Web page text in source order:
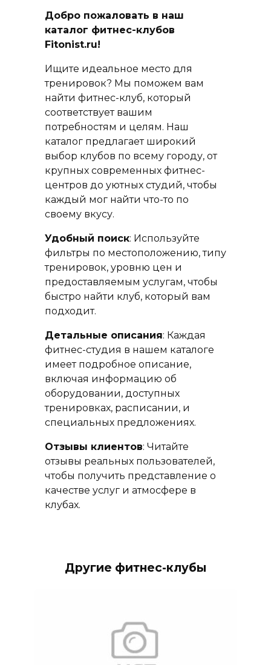
Добро пожаловать в наш
каталог фитнес-клубов
Fitonist.ru!
Ищите идеальное место для
тренировок? Мы поможем вам
найти фитнес-клуб, который
соответствует вашим
потребностям и целям. Наш
каталог предлагает широкий
выбор клубов по всему городу, от
крупных современных фитнес-
центров до уютных студий, чтобы
каждый мог найти что-то по
своему вкусу.
Удобный поиск: Используйте
фильтры по местоположению, типу
тренировок, уровню цен и
предоставляемым услугам, чтобы
быстро найти клуб, который вам
подходит.
Детальные описания: Каждая
фитнес-студия в нашем каталоге
имеет подробное описание,
включая информацию об
оборудовании, доступных
тренировках, расписании, и
специальных предложениях.
Отзывы клиентов: Читайте
отзывы реальных пользователей,
чтобы получить представление о
качестве услуг и атмосфере в
клубах.
Другие фитнес-клубы